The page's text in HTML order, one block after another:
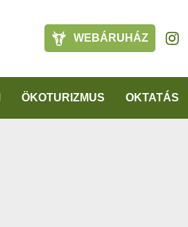
WEBÁRUHÁZ
ÖKOTURIZMUS OKTATÁS